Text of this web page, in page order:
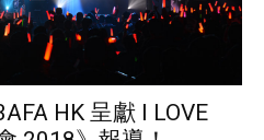
HK 呈獻 I LOVE